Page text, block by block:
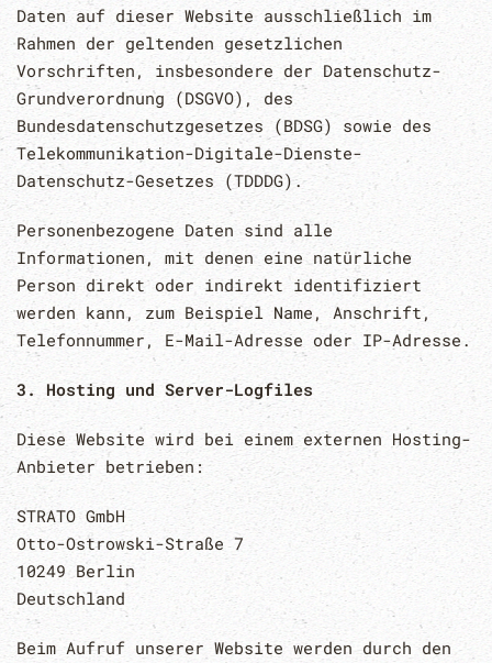
Daten auf dieser Website ausschließlich im
Rahmen der geltenden gesetzlichen
Vorschriften, insbesondere der Datenschutz-
Grundverordnung (DSGVO), des
Bundesdatenschutzgesetzes (BDSG) sowie des
Telekommunikation-Digitale-Dienste-
Datenschutz-Gesetzes (TDDDG).
Personenbezogene Daten sind alle
Informationen, mit denen eine natürliche
Person direkt oder indirekt identifiziert
werden kann, zum Beispiel Name, Anschrift,
Telefonnummer, E-Mail-Adresse oder IP-Adresse.
3. Hosting und Server-Logfiles
Diese Website wird bei einem externen Hosting-
Anbieter betrieben:
STRATO GmbH
Otto-Ostrowski-Straße 7
10249 Berlin
Deutschland
Beim Aufruf unserer Website werden durch den